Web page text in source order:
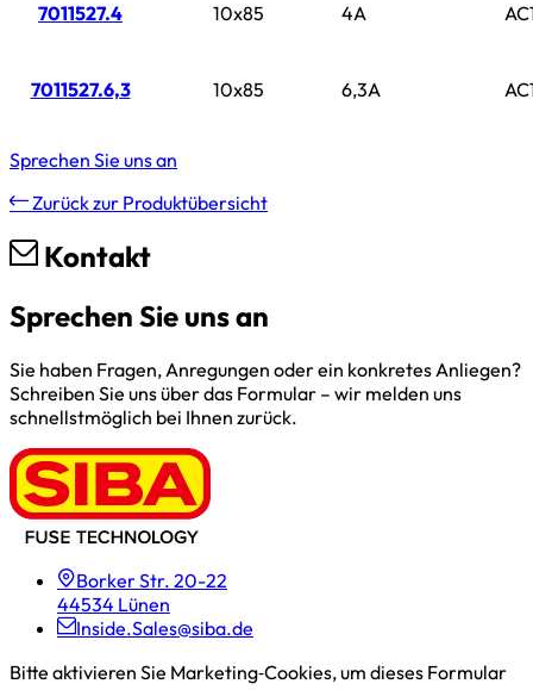
7011527.4 10x85 4A
7011527.6,3 10x85 6,3A
Sprechen Sie uns an
Zurück zur Produktübersicht
Kontakt
Sprechen Sie uns an
Sie haben Fragen, Anregungen oder ein konkretes Anliegen?
Schreiben Sie uns über das Formular – wir melden uns
schnellstmöglich bei Ihnen zurück.
Borker Str. 20-22
44534 Lünen
Inside.Sales@siba.de
Bitte aktivieren Sie Marketing‑Cookies, um dieses Formular